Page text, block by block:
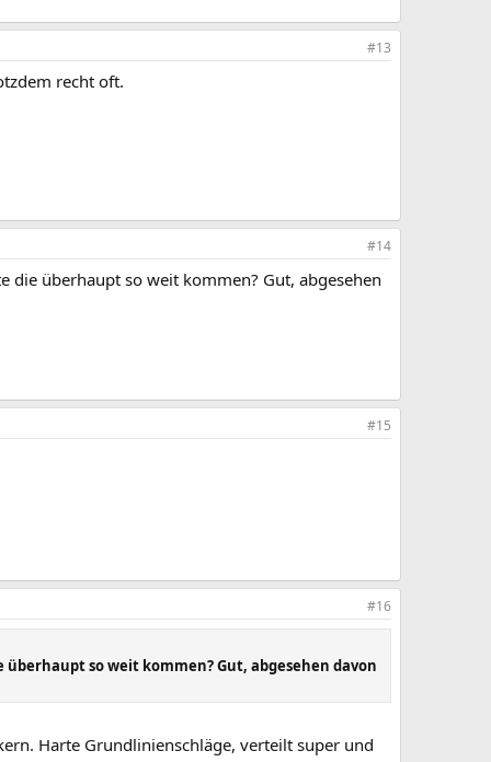
#13
recht oft.
#14
die überhaupt so weit kommen? Gut, abgesehen
#15
#16
so weit kommen? Gut, abgesehen davon
Harte Grundlinienschläge, verteilt super und